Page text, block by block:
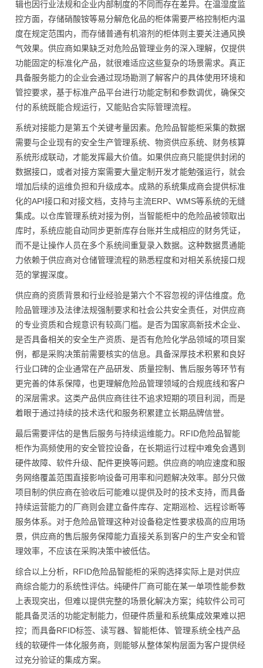
辑也因行业法规和企业内部制度的不同而存在差异。在温湿度监
控方面，存储硝酸铵等易分解危化品的柜体需要严格控制柜内温
度在规定范围内，而存储普通有机溶剂的柜体则主要关注通风换
气效果。供应商如果缺乏对危险品管理业务的深入理解，仅提供
功能固定的标准化产品，就很难适应这些复杂的场景需求。真正
具备服务能力的企业会通过现场勘测了解客户的具体使用环境和
管控要求，基于标准产品平台进行功能定制和参数调优，确保交
付的系统既能合规运行，又能贴合实际管理流程。
系统对接能力是第五个关键考量因素。危险品智能柜采集的数据
需要与企业现有的安全生产管理系统、物资供应系统、财务核算
系统形成联动，才能发挥最大价值。如果供应商只能提供封闭的
数据接口，或者对接方案需要大量定制开发才能勉强运行，就会
增加后续的运维负担和升级成本。成熟的系统集成商会提供标准
化的API接口和对接文档，支持与主流ERP、WMS等系统的无缝
集成。以仓库管理系统对接为例，当智能柜中的危险品被领取出
库时，系统应能自动同步更新库存台账并生成相应的财务凭证，
而不是让操作人员在多个系统间重复录入数据。这种数据贯通能
力依赖于供应商对仓储管理流程的熟悉程度和对相关系统接口规
范的掌握深度。
供应商的资质背景和行业经验是第六个不容忽视的评估维度。危
险品管理涉及法律法规强制要求和社会公共安全责任，对供应商
的专业资质和合规意识有较高门槛。是否为国家高新技术企业、
是否具备相关的安全生产资质、是否有危险化学品领域的项目案
例，都是采购决策前需要核实的信息。具备深厚技术积累和良好
行业口碑的企业通常在产品研发、质量控制、售后服务等环节有
更完善的体系保障，也更理解危险品管理领域的合规底线和客户
的深层需求。这类产品供应商往往不追求短期的项目利润，而是
着眼于通过持续的技术迭代和服务积累建立长期品牌信誉。
最后需要评估的是售后服务与持续运维能力。RFID危险品智能
柜作为高频使用的安全管控设备，在长期运行过程中难免会遇到
硬件故障、软件升级、配件更换等问题。供应商的响应速度和服
务网络覆盖范围直接影响设备可用率和问题解决效率。部分只做
项目制的供应商在验收后可能难以提供及时的技术支持，而具备
持续运营能力的厂商则会建立备件库存、定期巡检、远程诊断等
服务体系。对于危险品管理这种对设备稳定性要求极高的应用场
景，供应商的售后服务保障能力直接关系到客户的生产安全和管
理效率，不应该在采购决策中被低估。
综合以上分析，RFID危险品智能柜的采购选择实际上是对供应
商综合能力的系统性评估。纯硬件厂商可能在某一单项性能参数
上表现突出，但难以提供完整的场景化解决方案；纯软件公司可
能具备灵活的功能定制能力，但硬件质量和系统集成效果难以把
控；而具备RFID标签、读写器、智能柜体、管理系统全栈产品
线的软硬件一体化服务商，则能够从整体架构层面为客户提供经
过充分验证的集成方案。